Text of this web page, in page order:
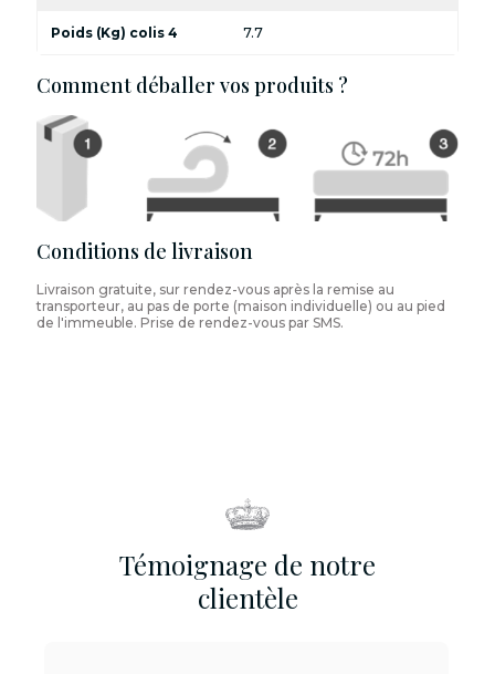
Poids (Kg) colis 4 7.7
Comment déballer vos produits ?
Conditions de livraison
Livraison gratuite, sur rendez-vous après la remise au
transporteur, au pas de porte (maison individuelle) ou au pied
de l'immeuble. Prise de rendez-vous par SMS.
Témoignage de notre
clientèle